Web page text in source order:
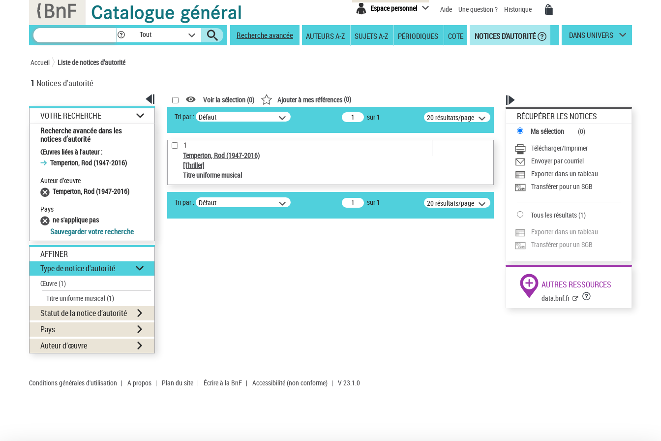
Espace personnel Aide Une question ? Historique
Tout Recherche avancée AUTEURS A-Z SUJETS A-Z PÉRIODIQUES COTE NOTICES D'AUTORITÉ DANS UNIVERS
Accueil Liste de notices d’autorité
1 Notices d'autorité
VOTRE RECHERCHE
Recherche avancée dans les
notices d’autorité
Œuvres liées à l'auteur :
Temperton, Rod (1947-2016)
Auteur d’œuvre
Temperton, Rod (1947-2016)
Pays
ne s'applique pas
Sauvegarder votre recherche
AFFINER
Type de notice d'autorité
Œuvre(1)
Titre uniforme musical(1)
Statut de la notice d’autorité
Pays
Auteur d’œuvre
Voir la sélection (0) Ajouter à mes références(0)
Tri par : Défaut sur 1 20 résultats/page
1
Temperton, Rod (1947-2016)
[Thriller]
Titre uniforme musical
Tri par : Défaut sur 1 20 résultats/page
RÉCUPÉRER LES NOTICES
Ma sélection (0)
Télécharger/Imprimer
Envoyer par courriel
Exporter dans un tableau
Transférer pour un SGB
Tous les résultats(1)
Exporter dans un tableau
Transférer pour un SGB
AUTRES RESSOURCES
data.bnf.fr
Conditions générales d'utilisation | A propos | Plan du site | Écrire à la BnF | Accessibilité (non conforme) | V 23.1.0
Panneau de gestion des cookies